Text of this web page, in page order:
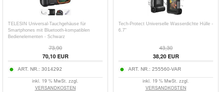
TELESIN Universal-Tauchgehäuse für
Smartphones mit Bluetooth-kompatiblen
Bedienelementen - Schwarz
73,90
70,10EUR
ART. NR.: 3014292
inkl. 19 % MwSt. zzgl.
VERSANDKOSTEN
Tech-Protect Universelle Wasserdichte Hülle -
6.7"
43,30
38,20EUR
ART. NR.: 255560-VAR
inkl. 19 % MwSt. zzgl.
VERSANDKOSTEN